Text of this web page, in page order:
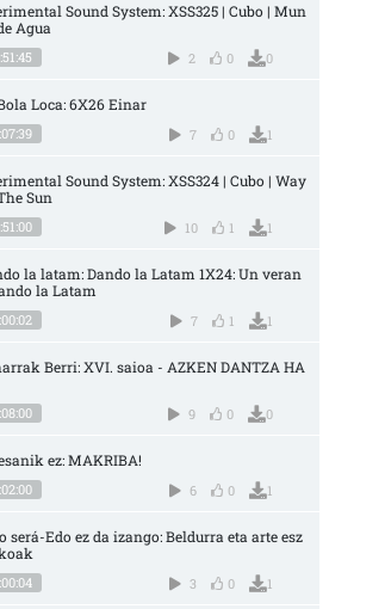
Sound System: XSS325 | Cubo | Mun
Agua
2 0 0
Loca: 6X26 Einar
7 0 1
Sound System: XSS324 | Cubo | Way
Sun
10 1 1
la latam: Dando la Latam 1X24: Un veran
la Latam
7 1 1
Berri: XVI. saioa - AZKEN DANTZA HA
9 0 0
ez: MAKRIBA!
6 0 1
será-Edo ez da izango: Beldurra eta arte esz
3 0 1